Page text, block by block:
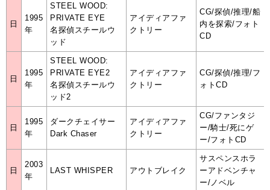
日
1995
年
STEEL WOOD:
PRIVATE EYE
名探偵スチールウ
ッド
アイディアファ
クトリー
CG/探偵/推理/船
内を探索/フォト
CD
日
1995
年
STEEL WOOD:
PRIVATE EYE2
名探偵スチールウ
ッド2
アイディアファ
クトリー
CG/探偵/推理/フ
ォトCD
日
1995
年
ダークチェイサー
Dark Chaser
アイディアファ
クトリー
CG/ファンタジ
ー/騎士/死にゲ
ー/フォトCD
日
2003
年
LAST WHISPER アウトブレイク
サスペンスホラ
ーアドベンチャ
ー/ノベル